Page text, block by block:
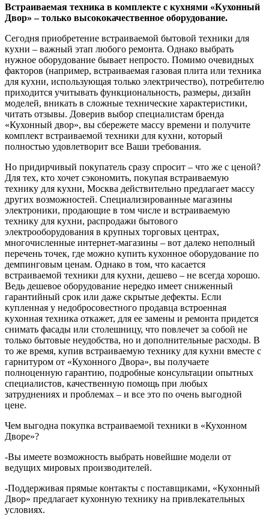
Встраиваемая техника в комплекте с кухнями «Кухонный
Двор» – только высококачественное оборудование.
Сегодня приобретение встраиваемой бытовой техники для
кухни – важный этап любого ремонта. Однако выбрать
нужное оборудование бывает непросто. Помимо очевидных
факторов (например, встраиваемая газовая плита или техника
для кухни, использующая только электричество), потребителю
приходится учитывать функциональность, размеры, дизайн
моделей, вникать в сложные технические характеристики,
читать отзывы. Доверив выбор специалистам бренда
«Кухонный двор», вы сбережете массу времени и получите
комплект встраиваемой техники для кухни, который
полностью удовлетворит все Ваши требования.
Но придирчивый покупатель сразу спросит – что же с ценой?
Для тех, кто хочет сэкономить, покупая встраиваемую
технику для кухни, Москва действительно предлагает массу
других возможностей. Специализированные магазины
электроники, продающие в том числе и встраиваемую
технику для кухни, распродажи бытового
электрооборудования в крупных торговых центрах,
многочисленные интернет-магазины – вот далеко неполный
перечень точек, где можно купить кухонное оборудование по
демпинговым ценам. Однако в том, что касается
встраиваемой техники для кухни, дешево – не всегда хорошо.
Ведь дешевое оборудование нередко имеет сниженный
гарантийный срок или даже скрытые дефекты. Если
купленная у недобросовестного продавца встроенная
кухонная техника откажет, для ее замены и ремонта придется
снимать фасады или столешницу, что повлечет за собой не
только бытовые неудобства, но и дополнительные расходы. В
то же время, купив встраиваемую технику для кухни вместе с
гарнитуром от «Кухонного Двора», вы получаете
полноценную гарантию, подробные консультации опытных
специалистов, качественную помощь при любых
затруднениях и проблемах – и все это по очень выгодной
цене.
Чем выгодна покупка встраиваемой техники в «Кухонном
Дворе»?
-Вы имеете возможность выбрать новейшие модели от
ведущих мировых производителей.
-Поддерживая прямые контакты с поставщиками, «Кухонный
Двор» предлагает кухонную технику на привлекательных
условиях.